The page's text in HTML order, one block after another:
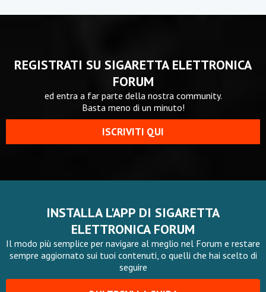
REGISTRATI SU SIGARETTA ELETTRONICA
FORUM
ed entra a far parte della nostra community.
Basta meno di un minuto!
ISCRIVITI QUI
INSTALLA L'APP DI SIGARETTA
ELETTRONICA FORUM
Il modo più semplice per navigare al meglio nel Forum e restare
sempre aggiornato sui tuoi contenuti, o quelli che hai scelto di
seguire